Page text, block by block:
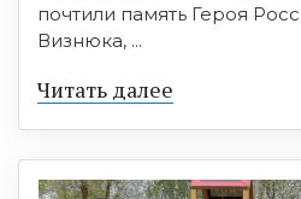
почтили память Героя
Визнюка, ...
Читать далее